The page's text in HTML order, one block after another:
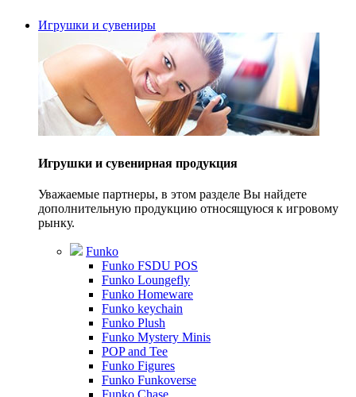
Игрушки и сувениры
Игрушки и сувенирная продукция
Уважаемые партнеры, в этом разделе Вы найдете
дополнительную продукцию относящуюся к игровому
рынку.
Funko
Funko FSDU POS
Funko Loungefly
Funko Homeware
Funko keychain
Funko Plush
Funko Mystery Minis
POP and Tee
Funko Figures
Funko Funkoverse
Funko Chase